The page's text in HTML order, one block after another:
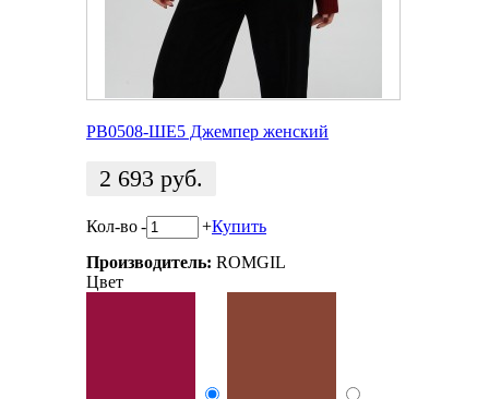
РВ0508-ШЕ5 Джемпер женский
2 693 руб.
Кол-во- +Купить
Производитель: ROMGIL
Цвет